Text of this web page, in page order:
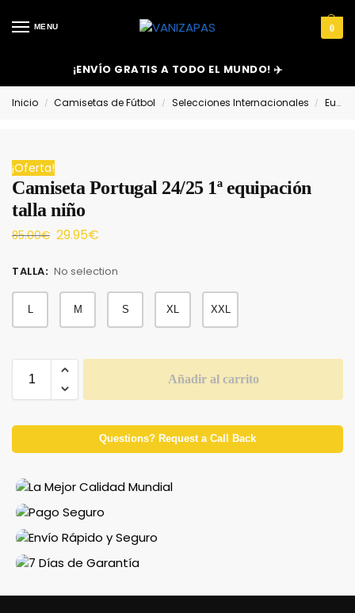
MENU 0
¡ENVÍO GRATIS A TODO EL MUNDO! ✈️
Inicio / Camisetas de Fútbol / Selecciones Internacionales / Europa
¡Oferta!
Camiseta Portugal 24/25 1ª equipación
talla niño
85.00€ 29.95€
TALLA: No selection
L M S XL XXL
Añadir al carrito
Questions? Request a Call Back